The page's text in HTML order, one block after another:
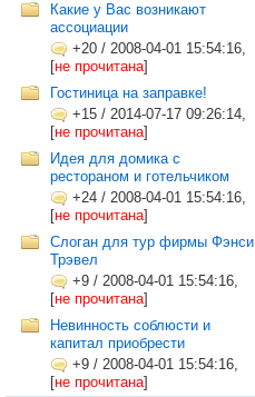
Какие у Вас возникают
ассоциации
+20 / 2008-04-01 15:54:16,
[не прочитана]
Гостиница на заправке!
+15 / 2014-07-17 09:26:14,
[не прочитана]
Идея для домика с
рестораном и готельчиком
+24 / 2008-04-01 15:54:16,
[не прочитана]
Слоган для тур фирмы Фэнси
Трэвел
+9 / 2008-04-01 15:54:16,
[не прочитана]
Невинность соблюсти и
капитал приобрести
+9 / 2008-04-01 15:54:16,
[не прочитана]